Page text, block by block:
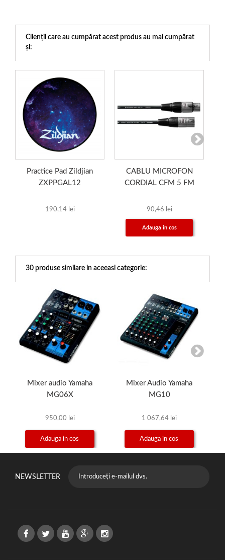
Clienții care au cumpărat acest produs au mai cumpărat
și:
Practice Pad Zildjian
ZXPPGAL12
190,14 lei
CABLU MICROFON
CORDIAL CFM 5 FM
90,46 lei
Adauga in cos
30 produse similare in aceeasi categorie:
Mixer audio Yamaha
MG06X
950,00 lei
Adauga in cos
Mixer Audio Yamaha
MG10
1 067,64 lei
Adauga in cos
NEWSLETTER